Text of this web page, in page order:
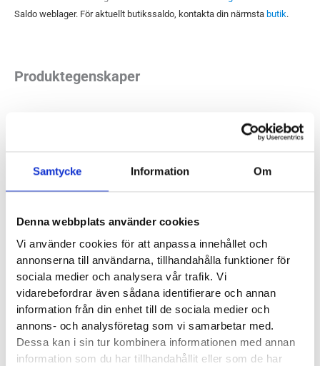
Samtycke Information Om
Denna webbplats använder cookies
Vi använder cookies för att anpassa innehållet och
annonserna till användarna, tillhandahålla funktioner för
sociala medier och analysera vår trafik. Vi
vidarebefordrar även sådana identifierare och annan
information från din enhet till de sociala medier och
annons- och analysföretag som vi samarbetar med.
Dessa kan i sin tur kombinera informationen med annan
information som du har tillhandahållit eller som de har
Saldo weblager. För aktuellt butikssaldo, kontakta din närmsta butik.
Produktegenskaper
Icebug Mosi RB9X Unisex bjuder på härlig komfort och
stilren färgsättning. En luftig modell som säkerligen kommer
och mycket om
Icebug Eli RB9Xmen med en lite mer teknisk
Ovandelen består helt och hållet av
återvunnet polyestergarn.
Butiker: Stockholm Hornstull, Stockholm Odengatan,
Stockholm Storgatan,Stockholm Sickla,Umeå,Uppsala
Örnsköldsvik ,Östersund